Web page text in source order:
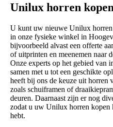
Unilux horren kopen
U kunt uw nieuwe Unilux
in onze fysieke winkel in
bijvoorbeeld alvast een offerte
of uitprinten en meenemen naar
Onze experts op het gebied van
samen met u tot een geschikte
heeft bij ons de keuze uit horren
zoals schuiframen of
deuren. Daarnaast zijn er nog
zodat u uw Unilux horren kopen
hebt.